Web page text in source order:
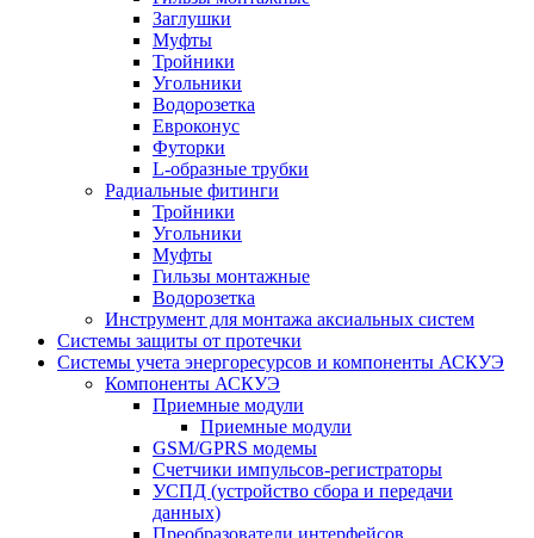
Заглушки
Муфты
Тройники
Угольники
Водорозетка
Евроконус
Футорки
L-образные трубки
Радиальные фитинги
Тройники
Угольники
Муфты
Гильзы монтажные
Водорозетка
Инструмент для монтажа аксиальных систем
Системы защиты от протечки
Системы учета энергоресурсов и компоненты АСКУЭ
Компоненты АСКУЭ
Приемные модули
Приемные модули
GSM/GPRS модемы
Счетчики импульсов-регистраторы
УСПД (устройство сбора и передачи
данных)
Преобразователи интерфейсов